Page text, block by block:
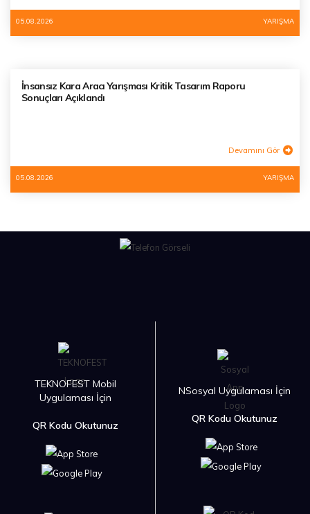
05.08.2026 YARIŞMA
İnsansız Kara Aracı Yarışması Kritik Tasarım Raporu
Sonuçları Açıklandı
Devamını Gör
05.08.2026 YARIŞMA
TEKNOFEST Mobil
Uygulaması İçin
QR Kodu Okutunuz
NSosyal Uygulaması İçin
QR Kodu Okutunuz